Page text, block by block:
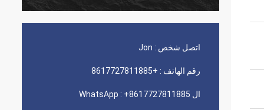
اتصل شخص : Jon
رقم الهاتف : +8617727811885
ال WhatsApp : +8617727811885